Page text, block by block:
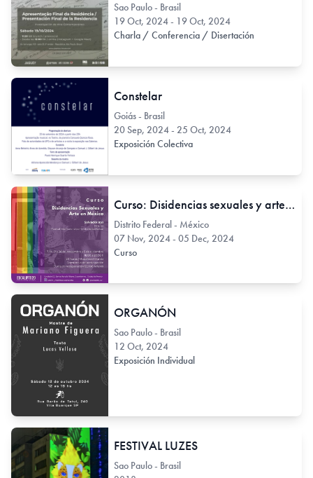
Sao Paulo - Brasil
19 Oct, 2024 - 19 Oct, 2024
Charla / Conferencia / Disertación
Constelar
Goiás - Brasil
20 Sep, 2024 - 25 Oct, 2024
Exposición Colectiva
Curso: Disidencias sexuales y arte en México
Distrito Federal - México
07 Nov, 2024 - 05 Dec, 2024
Curso
ORGANÓN
Sao Paulo - Brasil
12 Oct, 2024
Exposición Individual
FESTIVAL LUZES
Sao Paulo - Brasil